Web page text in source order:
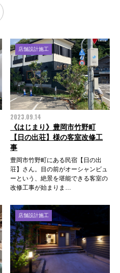
店舗設計施工
2023.09.14
《はじまり》豊岡市竹野町
【日の出荘】様の客室改修工
事
豊岡市竹野町にある民宿【日の出
荘】さん。目の前がオーシャンビュ
ーという、絶景を堪能できる客室の
改修工事が始まりま…
店舗設計施工